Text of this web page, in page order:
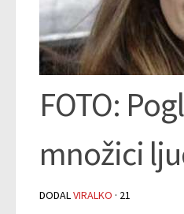
FOTO:
množici
DODALVIRALKO · 21